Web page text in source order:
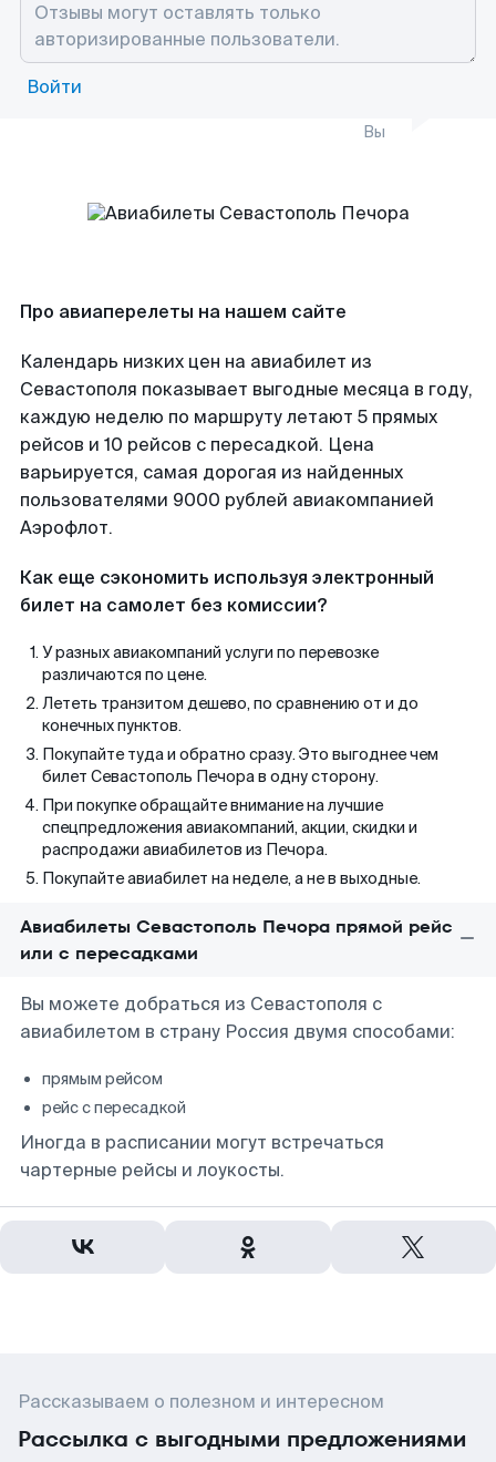
Войти
Вы
Про авиаперелеты на нашем сайте
Календарь низких цен на авиабилет из
Севастополя показывает выгодные месяца в году,
каждую неделю по маршруту летают 5 прямых
рейсов и 10 рейсов с пересадкой. Цена
варьируется, самая дорогая из найденных
пользователями 9000 рублей авиакомпанией
Аэрофлот.
Как еще сэкономить используя электронный
билет на самолет без комиссии?
У разных авиакомпаний услуги по перевозке
различаются по цене.
Лететь транзитом дешево, по сравнению от и до
конечных пунктов.
Покупайте туда и обратно сразу. Это выгоднее чем
билет Севастополь Печора в одну сторону.
При покупке обращайте внимание на лучшие
спецпредложения авиакомпаний, акции, скидки и
распродажи авиабилетов из Печора.
Покупайте авиабилет на неделе, а не в выходные.
Авиабилеты Севастополь Печора прямой рейс
или с пересадками
Вы можете добраться из Севастополя с
авиабилетом в страну Россия двумя способами:
прямым рейсом
рейс с пересадкой
Иногда в расписании могут встречаться
чартерные рейсы и лоукосты.
Рассказываем о полезном и интересном
Рассылка с выгодными предложениями